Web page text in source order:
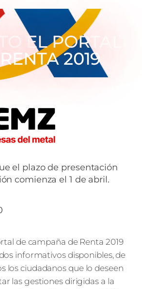
EL PORTAL
RENTA 2019
el plazo de presentación
comienza el 1 de abril.
de campaña de Renta 2019
informativos disponibles, de
los ciudadanos que lo deseen
las gestiones dirigidas a la